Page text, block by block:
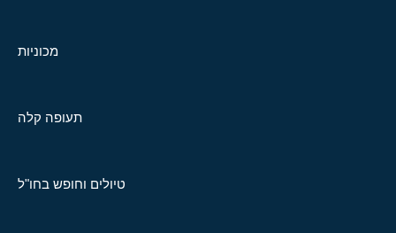
מכוניות
תעופה קלה
טיולים וחופש בחו"ל